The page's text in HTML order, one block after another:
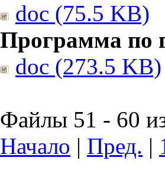
doc (75.5 KB)
Программа по
doc (273.5 KB)
Файлы 51 - 60
Начало | Пред. |